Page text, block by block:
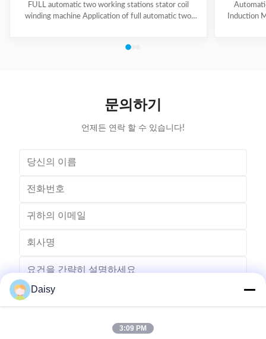
FULL automatic two working stations stator coil
winding machine Application of full automatic two
poles, 4 poles and 6poles coils winding. 1. Main
Winding speed ≤2500RPM Max stator OD 160mm
Induction
문의하기
언제든 연락 할 수 있습니다!
Daisy
3:09 PM